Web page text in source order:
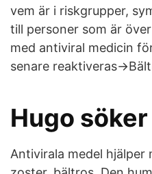
vem är i riskgrupper,
till personer som är
med antiviral medicin
senare reaktiveras-
Hugo
Antivirala medel hjälper